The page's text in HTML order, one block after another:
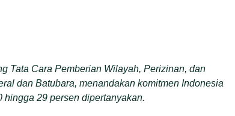
Tata Cara Pemberian Wilayah, Perizinan, dan
dan Batubara, menandakan komitmen Indonesia
29 persen dipertanyakan.